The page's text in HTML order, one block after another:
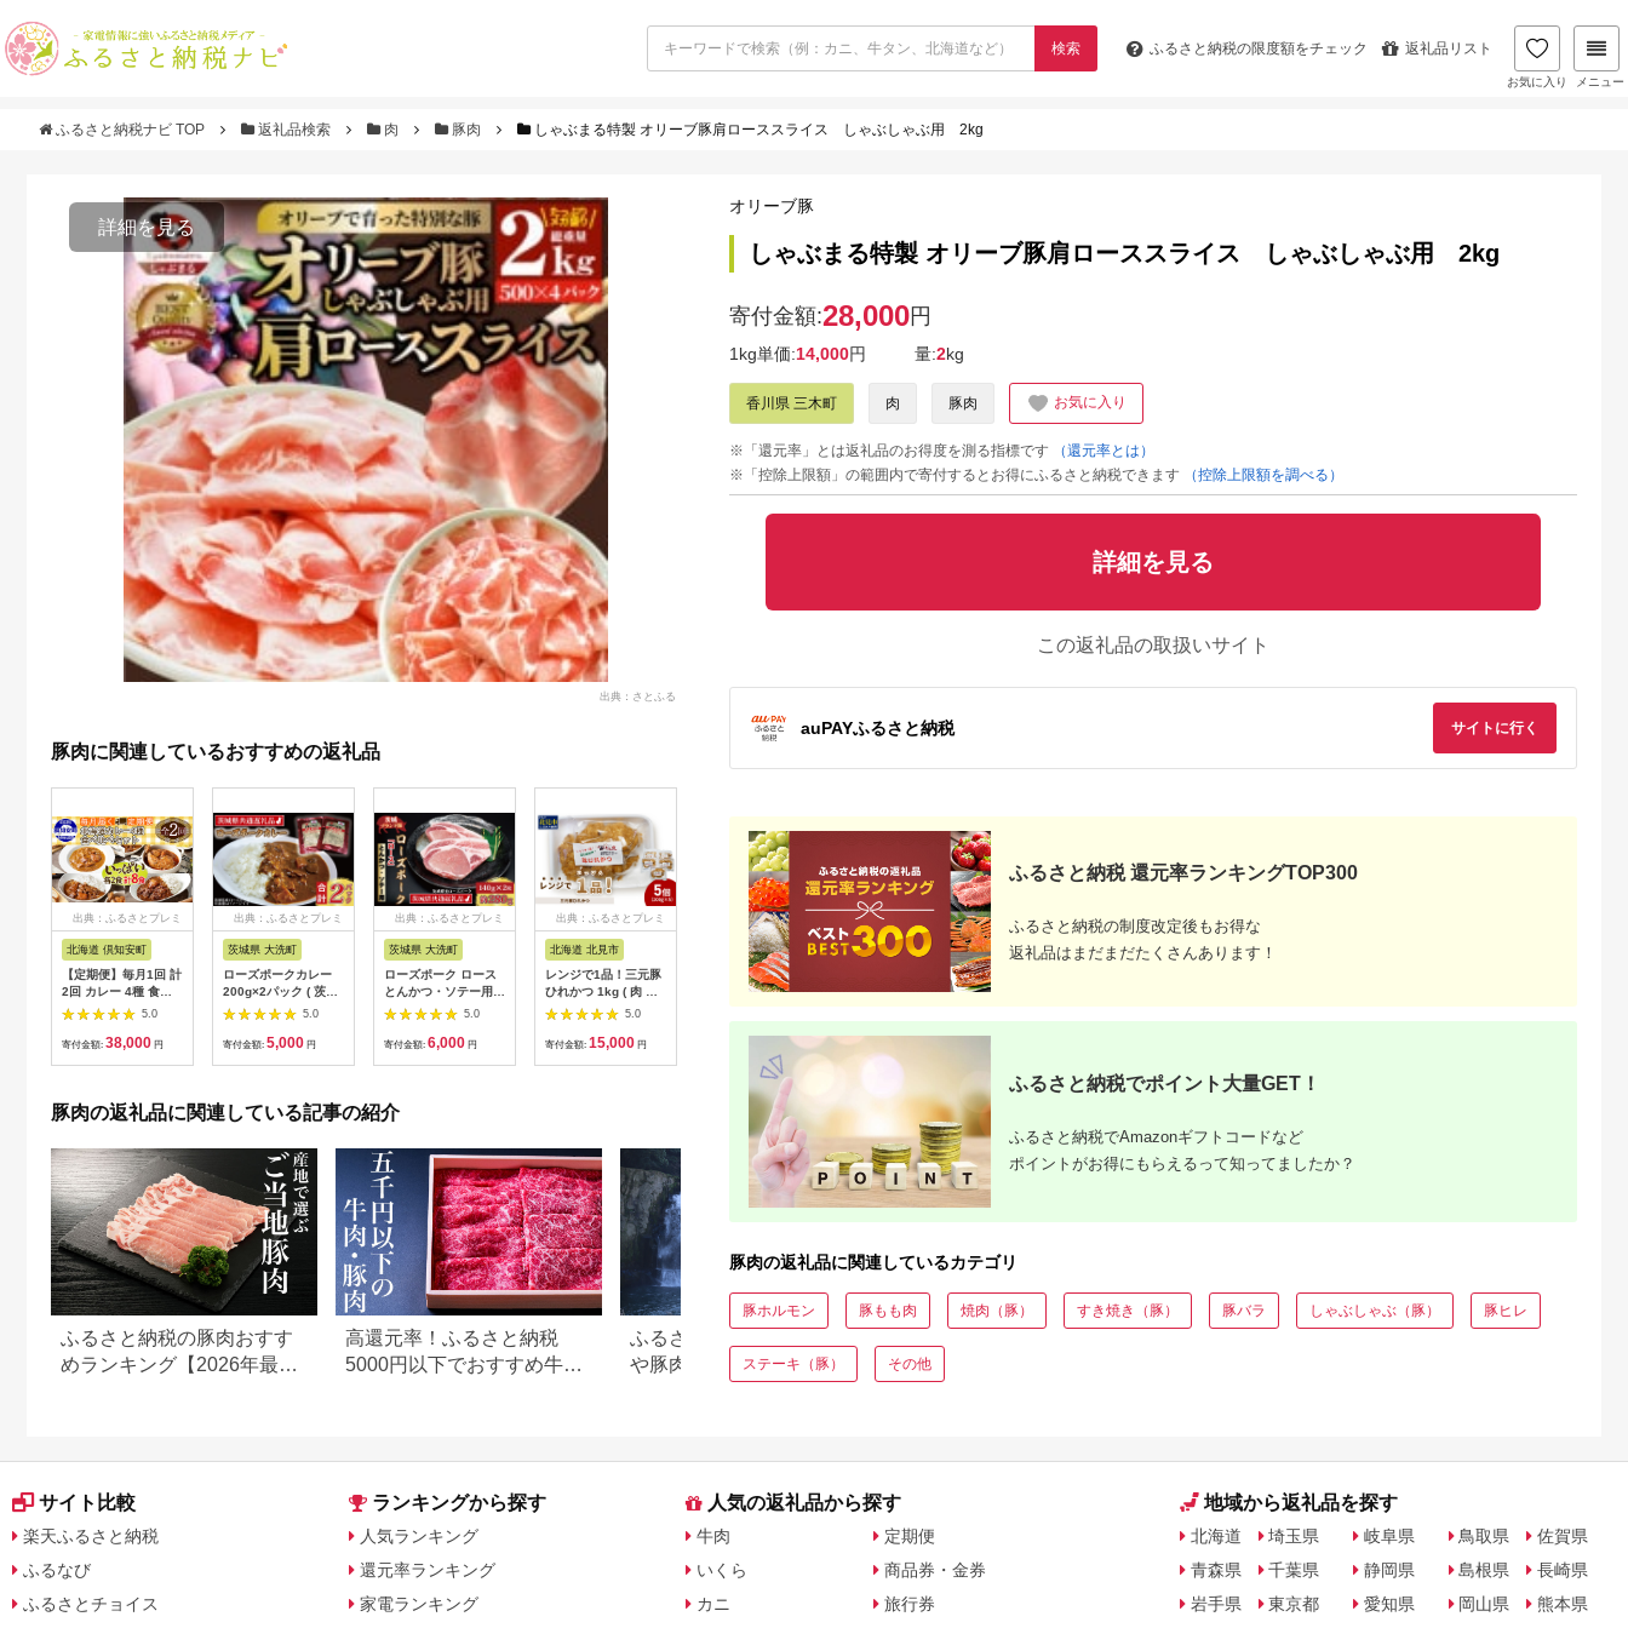
検索 ふるさと納税の限度額をチェック 返礼品リスト
お気に入り メニュー
ふるさと納税ナビ TOP 返礼品検索 肉 豚肉 しゃぶまる特製 オリーブ豚肩ローススライス しゃぶしゃぶ用 2kg
詳細を見る
出典：さとふる
豚肉に関連しているおすすめの返礼品
出典：ふるさとプレミ
北海道 倶知安町
【定期便】毎月1回 計
2回 カレー 4種 食べ
比べ 8個 中辛 チキン
レッグ スープカレー
レトルト 業務用 北海
5.0
寄付金額: 38,000 円
出典：ふるさとプレミ
茨城県 大洗町
ローズポークカレー
200g×2パック ( 茨城
県共通返礼品・茨城県
産 ) ブランド豚 豚肉
茨城 ローズポーク カ
5.0
寄付金額: 5,000 円
出典：ふるさとプレミ
茨城県 大洗町
ローズポーク ロース
とんかつ・ソテー用
約280g (140g×2枚) (
茨城県共通返礼品・茨
城県産 ) ブランド豚
5.0
寄付金額: 6,000 円
出典：ふるさとプレミ
北海道 北見市
レンジで1品！三元豚
ひれかつ 1kg ( 肉 豚
肉 ヒレ 揚げ物 総菜
冷凍 簡単調理 )【136-
0072】
5.0
寄付金額: 15,000 円
出典：ふるさとプレミ
アム
鹿児島県 伊佐市
isa460 【定期便】コ
ラボ定期便！黒豚バラ
エティー定期便 (全3
回) 定期便 コラボ定期
便 黒豚 豚 ぶた ロー
ス バラ スライス 生餃
子 冷凍食品 おつまみ
惣菜 簡単調理 【サン
キョーミート株式会
社・工房ゆう】
43,000円
出典：JALふるさと納税
鹿児島県 阿久根市
鹿児島県産 黒豚 しゃ
ぶしゃぶ用 肩ロース
スライス(計1kg・約
500g×2パック) 国産
しゃぶしゃぶ 個包装
り うす切り 冷凍配送
【スターゼン】
akn042-06
出典：楽天ふるさと納
税
茨城県 桜川市
き」 ステーキ ・ とん
かつ 用 ロース 1.2kg
品) 小分け ブランド豚
三元豚 豚肉 肉 冷凍
出典：ふるなび
群馬県 伊勢崎市
F2Y-0326
商品定期便
豚肉の返礼品に関連している記事の紹介
ふるさと納税の豚肉おすす
めランキング【2026年最新
高還元率！ふるさと納税
5000円以下でおすすめ牛肉
ふるさと納税で人気！焼酎
や豚肉、ゴルフ…宮崎県都
納税 還元率ランキング｜高
オリーブ豚
しゃぶまる特製 オリーブ豚肩ローススライス しゃぶしゃぶ用 2kg
寄付金額:28,000円
1kg単価:14,000円 量:2kg
香川県 三木町 肉 豚肉 お気に入り
※「還元率」とは返礼品のお得度を測る指標です
（還元率とは）
※「控除上限額」の範囲内で寄付するとお得にふるさと納税できます
（控除上限額を調べる）
詳細を見る
この返礼品の取扱いサイト
auPAYふるさと納税 サイトに行く
ふるさと納税 還元率ランキングTOP300
ふるさと納税の制度改定後もお得な
返礼品はまだまだたくさんあります！
ふるさと納税でポイント大量GET！
ふるさと納税でAmazonギフトコードなど
ポイントがお得にもらえるって知ってましたか？
豚肉の返礼品に関連しているカテゴリ
豚ホルモン 豚もも肉 焼肉（豚） すき焼き（豚） 豚バラ しゃぶしゃぶ（豚） 豚ヒレ
ステーキ（豚） その他
サイト比較
楽天ふるさと納税
ふるなび
ふるさとチョイス
ランキングから探す
人気ランキング
還元率ランキング
家電ランキング
人気の返礼品から探す
牛肉
いくら
カニ
定期便
商品券・金券
旅行券
地域から返礼品を探す
北海道
青森県
岩手県
埼玉県
千葉県
東京都
岐阜県
静岡県
愛知県
鳥取県
島根県
岡山県
佐賀県
長崎県
熊本県